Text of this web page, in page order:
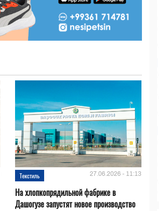
Текстиль 27.06.2026 - 11:13
На хлопкопрядильной фабрике в
Дашогузе запустят новое производство